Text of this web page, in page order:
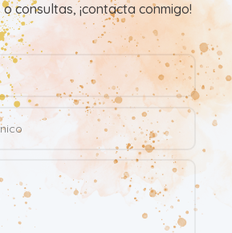
o consultas, ¡contacta conmigo!